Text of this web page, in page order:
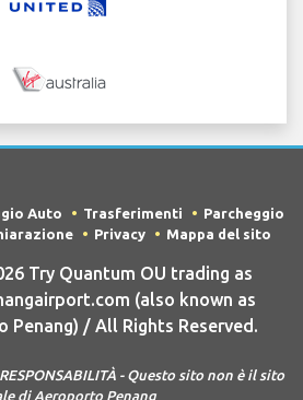
Auto Trasferimenti
Parcheggio
Privacy Mappa del sito
Try Quantum OU trading as
(also known as
Penang) / All Rights Reserved.
- Questo sito non è il sito
di Aeroporto Penang